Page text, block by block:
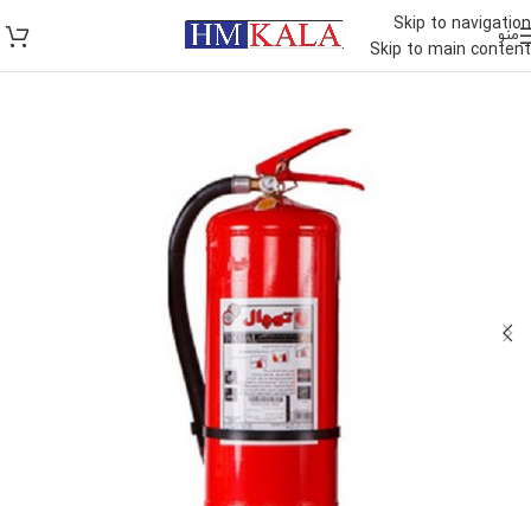
Skip to navigation
Skip to main content
منو